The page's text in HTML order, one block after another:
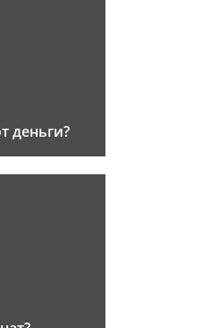
деньги?